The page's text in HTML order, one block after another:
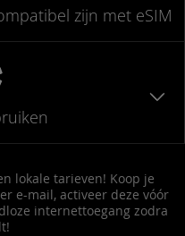
zijn met eSIM
lokale tarieven! Koop je
e-mail, activeer deze vóór
internettoegang zodra